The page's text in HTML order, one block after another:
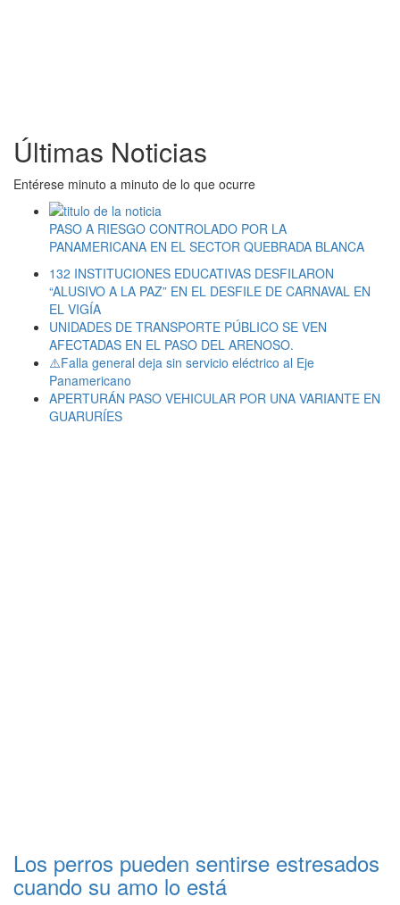
Últimas Noticias
Entérese minuto a minuto de lo que ocurre
PASO A RIESGO CONTROLADO POR LA
PANAMERICANA EN EL SECTOR QUEBRADA BLANCA
132 INSTITUCIONES EDUCATIVAS DESFILARON
“ALUSIVO A LA PAZ” EN EL DESFILE DE CARNAVAL EN
EL VIGÍA
UNIDADES DE TRANSPORTE PÚBLICO SE VEN
AFECTADAS EN EL PASO DEL ARENOSO.
⚠️Falla general deja sin servicio eléctrico al Eje
Panamericano
APERTURÁN PASO VEHICULAR POR UNA VARIANTE EN
GUARURÍES
Los perros pueden sentirse estresados
cuando su amo lo está